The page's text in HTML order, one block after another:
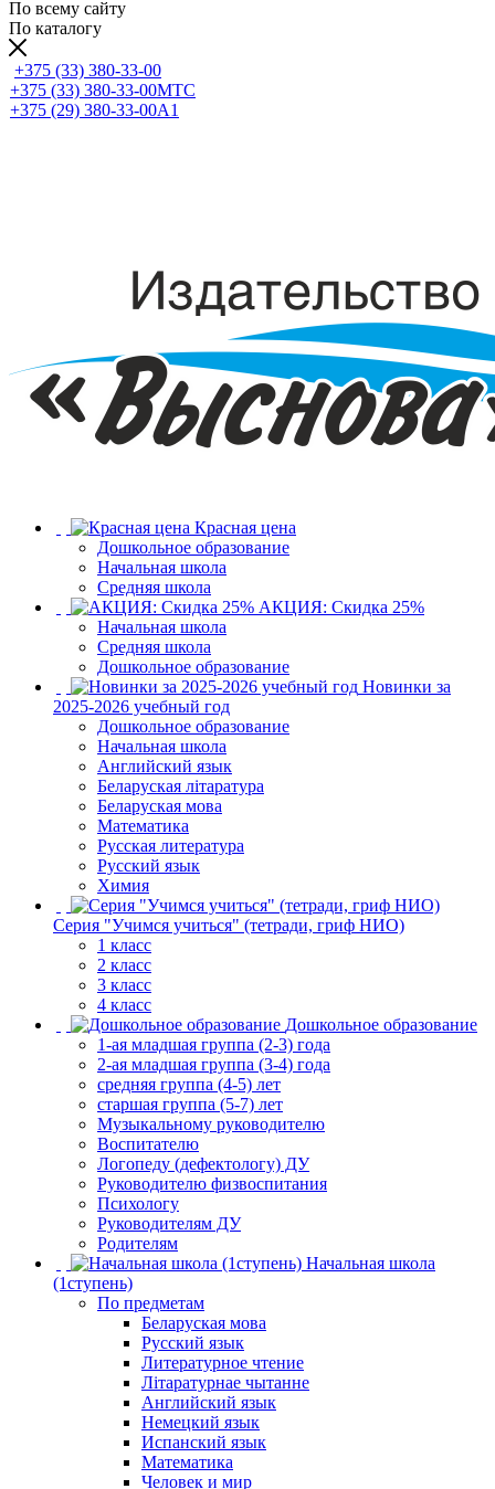
По всему сайту
По каталогу
+375 (33) 380-33-00
+375 (33) 380-33-00МТС
+375 (29) 380-33-00А1
Красная цена
Дошкольное образование
Начальная школа
Средняя школа
АКЦИЯ: Скидка 25%
Начальная школа
Средняя школа
Дошкольное образование
Новинки за
2025-2026 учебный год
Дошкольное образование
Начальная школа
Английский язык
Беларуская літаратура
Беларуская мова
Математика
Русская литература
Русский язык
Химия
Серия "Учимся учиться" (тетради, гриф НИО)
1 класс
2 класс
3 класс
4 класс
Дошкольное образование
1-ая младшая группа (2-3) года
2-ая младшая группа (3-4) года
средняя группа (4-5) лет
старшая группа (5-7) лет
Музыкальному руководителю
Воспитателю
Логопеду (дефектологу) ДУ
Руководителю физвоспитания
Психологу
Руководителям ДУ
Родителям
Начальная школа
(1ступень)
По предметам
Беларуская мова
Русский язык
Литературное чтение
Літаратурнае чытанне
Английский язык
Немецкий язык
Испанский язык
Математика
Человек и мир